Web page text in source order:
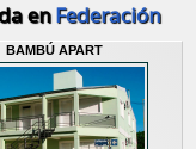
enFederación
BAMBÚ APART